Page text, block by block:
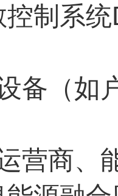
制系统
备（如
营商、